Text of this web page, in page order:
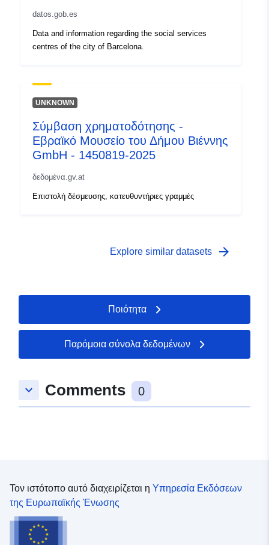
datos.gob.es
Data and information regarding the social services
centres of the city of Barcelona.
UNKNOWN
Σύμβαση χρηματοδότησης -
Εβραϊκό Μουσείο του Δήμου Βιέννης
GmbH - 1450819-2025
δεδομένα.gv.at
Επιστολή δέσμευσης, κατευθυντήριες γραμμές
Explore similar datasets arrow_forward
Ποιότητα
Παρόμοια σύνολα δεδομένων
keyboard_arrow_down Comments 0
Τον ιστότοπο αυτό διαχειρίζεται η Υπηρεσία Εκδόσεων
της Ευρωπαϊκής Ένωσης